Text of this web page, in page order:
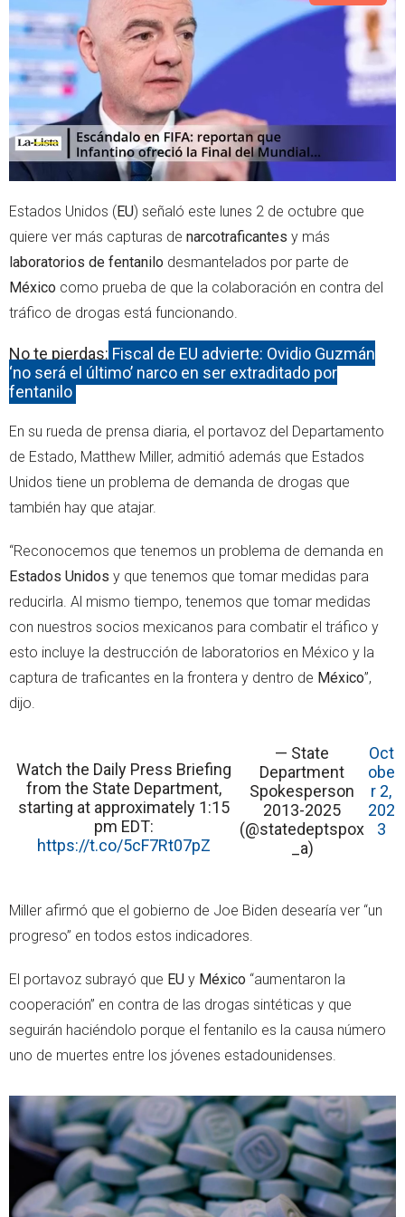
e
r
a
p
p
Estados Unidos (EU) señaló este lunes 2 de octubre que
quiere ver más capturas de narcotraficantes y más
laboratorios de fentanilo desmantelados por parte de
México como prueba de que la colaboración en contra del
tráfico de drogas está funcionando.
No te pierdas: Fiscal de EU advierte: Ovidio Guzmán
‘no será el último’ narco en ser extraditado por
fentanilo
En su rueda de prensa diaria, el portavoz del Departamento
de Estado, Matthew Miller, admitió además que Estados
Unidos tiene un problema de demanda de drogas que
también hay que atajar.
“Reconocemos que tenemos un problema de demanda en
Estados Unidos y que tenemos que tomar medidas para
reducirla. Al mismo tiempo, tenemos que tomar medidas
con nuestros socios mexicanos para combatir el tráfico y
esto incluye la destrucción de laboratorios en México y la
captura de traficantes en la frontera y dentro de México”,
dijo.
Watch the Daily Press Briefing
from the State Department,
starting at approximately 1:15
pm EDT:
https://t.co/5cF7Rt07pZ
— State
Department
Spokesperson
2013-2025
(@statedeptspox
_a)
Oct
obe
r 2,
202
3
Miller afirmó que el gobierno de Joe Biden desearía ver “un
progreso” en todos estos indicadores.
El portavoz subrayó que EU y México “aumentaron la
cooperación” en contra de las drogas sintéticas y que
seguirán haciéndolo porque el fentanilo es la causa número
uno de muertes entre los jóvenes estadounidenses.